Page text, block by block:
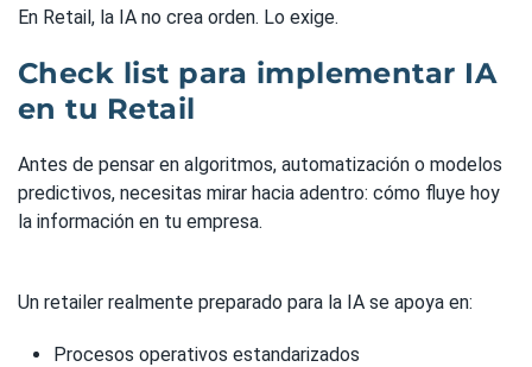
En Retail, la IA no crea orden. Lo exige.
Check list para implementar IA
en tu Retail
Antes de pensar en algoritmos, automatización o modelos
predictivos, necesitas mirar hacia adentro: cómo fluye hoy
la información en tu empresa.
Un retailer realmente preparado para la IA se apoya en:
Procesos operativos estandarizados